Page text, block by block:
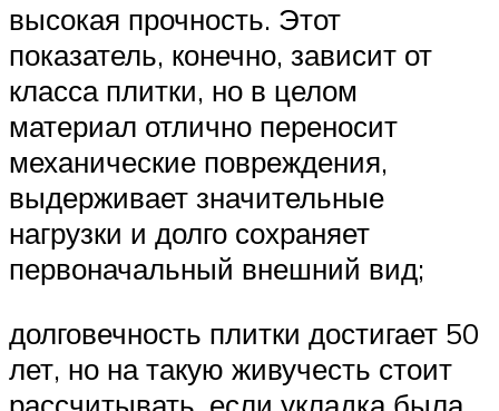
высокая прочность. Этот
показатель, конечно, зависит от
класса плитки, но в целом
материал отлично переносит
механические повреждения,
выдерживает значительные
нагрузки и долго сохраняет
первоначальный внешний вид;
долговечность плитки достигает 50
лет, но на такую живучесть стоит